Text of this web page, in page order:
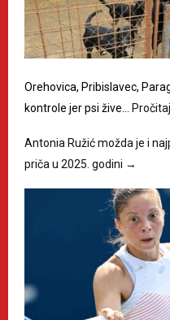
Orehovica, Pribislavec,
kontrole jer psi žive…
Antonia Ružić možda je i
priča u 2025. godini →